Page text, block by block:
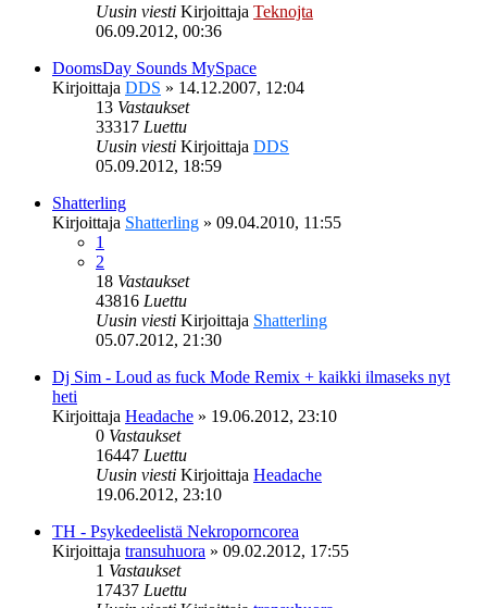
Uusin viesti Kirjoittaja Teknojta
06.09.2012, 00:36
DoomsDay Sounds MySpace
Kirjoittaja DDS » 14.12.2007, 12:04
13 Vastaukset
33317 Luettu
Uusin viesti Kirjoittaja DDS
05.09.2012, 18:59
Shatterling
Kirjoittaja Shatterling » 09.04.2010, 11:55
1
2
18 Vastaukset
43816 Luettu
Uusin viesti Kirjoittaja Shatterling
05.07.2012, 21:30
Dj Sim - Loud as fuck Mode Remix + kaikki ilmaseks nyt
heti
Kirjoittaja Headache » 19.06.2012, 23:10
0 Vastaukset
16447 Luettu
Uusin viesti Kirjoittaja Headache
19.06.2012, 23:10
TH - Psykedeelistä Nekroporncorea
Kirjoittaja transuhuora » 09.02.2012, 17:55
1 Vastaukset
17437 Luettu